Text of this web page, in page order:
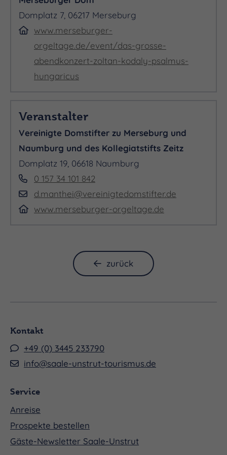
Daniel Johannsen
Mit Zoltán Kodálys monumentalem “Psalmus
hungaricus” erklingt in Merseburg eines der
eindrucksvollsten Werke der ungarischen
Chorsinfonik des 20. Jahrhunderts. Die
Domplatz 7, 06217 Merseburg
www.merseburger-
orgeltage.de/event/das-grosse-
abendkonzert-zoltan-kodaly-psalmus-
hungaricus
Veranstalter
Vereinigte Domstifter zu Merseburg und
Naumburg und des Kollegiatstifts Zeitz
Domplatz 19, 06618 Naumburg
0 157 34 101 842
d.manthei@vereinigtedomstifter.de
www.merseburger-orgeltage.de
zurück
Kontakt
+49 (0) 3445 233790
info@saale-unstrut-tourismus.de
Service
Anreise
Prospekte bestellen
Gäste-Newsletter Saale-Unstrut